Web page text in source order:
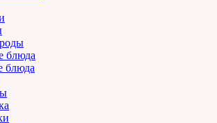
блюда
блюда